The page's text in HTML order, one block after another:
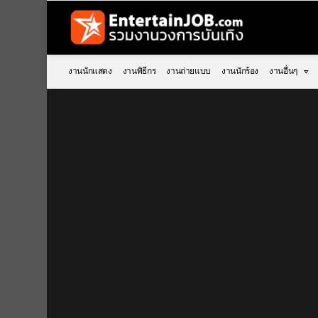
งานนักแสดง งานพิธีกร งานถ่ายแบบ งานนักร้อง งานอื่นๆ